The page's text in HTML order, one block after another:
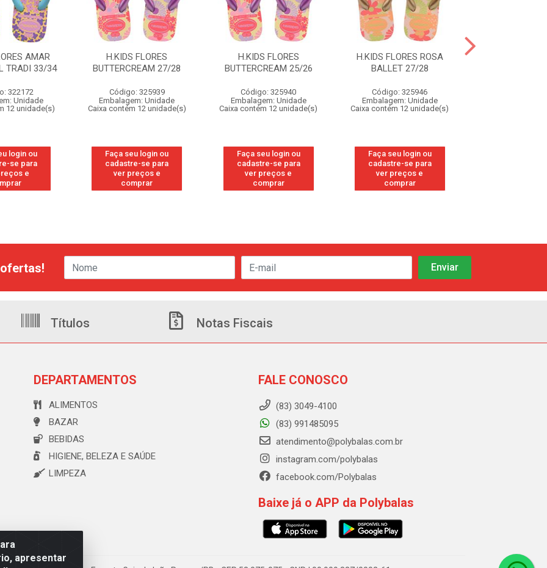
AMAR
TRADI 33/34
322172
Unidade
12 unidade(s)
login ou
se para
e
H.KIDS FLORES
BUTTERCREAM 27/28
Código: 325939
Embalagem: Unidade
Caixa contém 12 unidade(s)
Faça seu login ou
cadastre-se para
ver preços e
comprar
H.KIDS FLORES
BUTTERCREAM 25/26
Código: 325940
Embalagem: Unidade
Caixa contém 12 unidade(s)
Faça seu login ou
cadastre-se para
ver preços e
comprar
H.KIDS FLORES ROSA
BALLET 27/28
Código: 325946
Embalagem: Unidade
Caixa contém 12 unidade(s)
Faça seu login ou
cadastre-se para
ver preços e
comprar
apresentar
Títulos Notas Fiscais
DEPARTAMENTOS
ALIMENTOS
BAZAR
BEBIDAS
HIGIENE, BELEZA E SAÚDE
LIMPEZA
FALE CONOSCO
(83) 3049-4100
(83) 991485095
atendimento@polybalas.com.br
instagram.com/polybalas
facebook.com/Polybalas
Baixe já o APP da Polybalas